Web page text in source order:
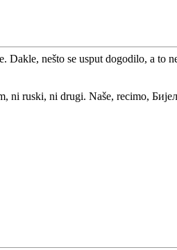
nešto se usput dogodilo, a to
ni ruski, ni drugi. Naše, recimo,